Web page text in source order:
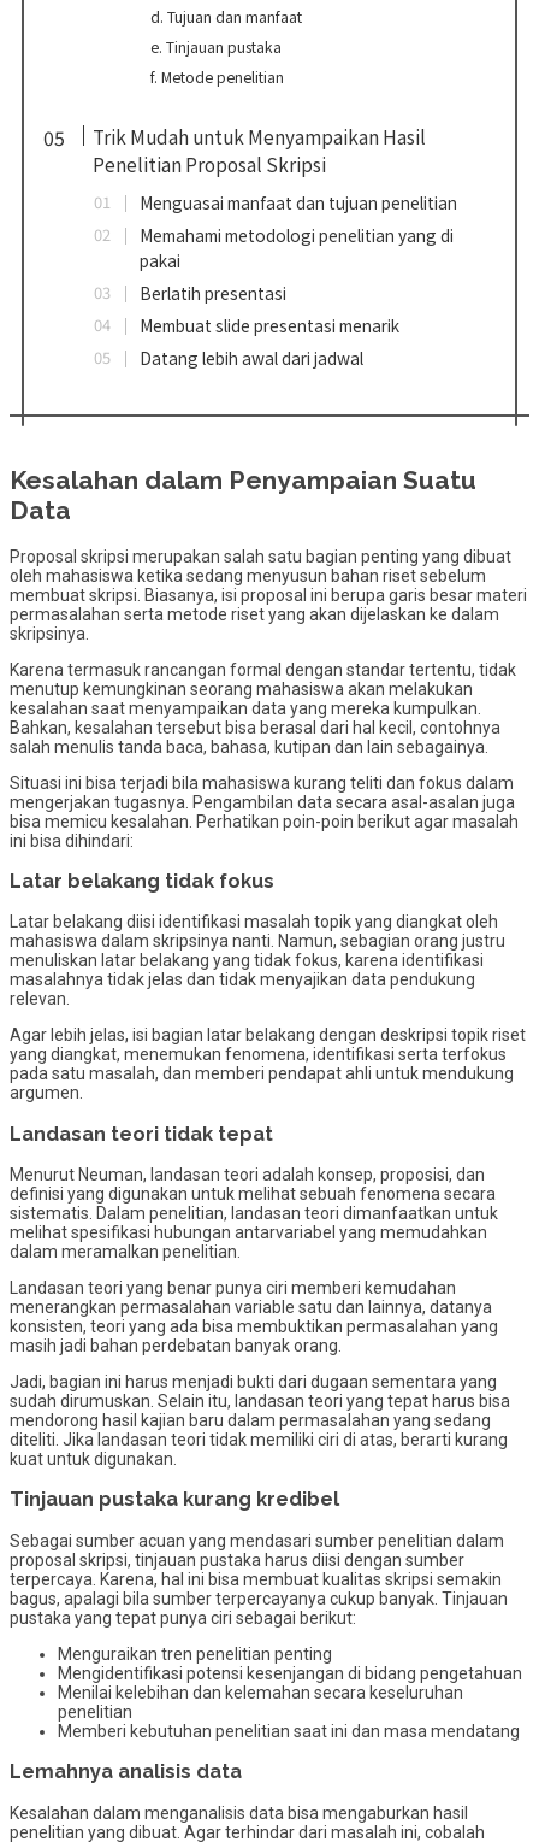
d. Tujuan dan manfaat
e. Tinjauan pustaka
f. Metode penelitian
Trik Mudah untuk Menyampaikan Hasil
Penelitian Proposal Skripsi
Menguasai manfaat dan tujuan penelitian
Memahami metodologi penelitian yang di
pakai
Berlatih presentasi
Membuat slide presentasi menarik
Datang lebih awal dari jadwal
Kesalahan dalam Penyampaian Suatu
Data
Proposal skripsi merupakan salah satu bagian penting yang dibuat
oleh mahasiswa ketika sedang menyusun bahan riset sebelum
membuat skripsi. Biasanya, isi proposal ini berupa garis besar materi
permasalahan serta metode riset yang akan dijelaskan ke dalam
skripsinya.
Karena termasuk rancangan formal dengan standar tertentu, tidak
menutup kemungkinan seorang mahasiswa akan melakukan
kesalahan saat menyampaikan data yang mereka kumpulkan.
Bahkan, kesalahan tersebut bisa berasal dari hal kecil, contohnya
salah menulis tanda baca, bahasa, kutipan dan lain sebagainya.
Situasi ini bisa terjadi bila mahasiswa kurang teliti dan fokus dalam
mengerjakan tugasnya. Pengambilan data secara asal-asalan juga
bisa memicu kesalahan. Perhatikan poin-poin berikut agar masalah
ini bisa dihindari:
Latar belakang tidak fokus
Latar belakang diisi identifikasi masalah topik yang diangkat oleh
mahasiswa dalam skripsinya nanti. Namun, sebagian orang justru
menuliskan latar belakang yang tidak fokus, karena identifikasi
masalahnya tidak jelas dan tidak menyajikan data pendukung
relevan.
Agar lebih jelas, isi bagian latar belakang dengan deskripsi topik riset
yang diangkat, menemukan fenomena, identifikasi serta terfokus
pada satu masalah, dan memberi pendapat ahli untuk mendukung
argumen.
Landasan teori tidak tepat
Menurut Neuman, landasan teori adalah konsep, proposisi, dan
definisi yang digunakan untuk melihat sebuah fenomena secara
sistematis. Dalam penelitian, landasan teori dimanfaatkan untuk
melihat spesifikasi hubungan antarvariabel yang memudahkan
dalam meramalkan penelitian.
Landasan teori yang benar punya ciri memberi kemudahan
menerangkan permasalahan variable satu dan lainnya, datanya
konsisten, teori yang ada bisa membuktikan permasalahan yang
masih jadi bahan perdebatan banyak orang.
Jadi, bagian ini harus menjadi bukti dari dugaan sementara yang
sudah dirumuskan. Selain itu, landasan teori yang tepat harus bisa
mendorong hasil kajian baru dalam permasalahan yang sedang
diteliti. Jika landasan teori tidak memiliki ciri di atas, berarti kurang
kuat untuk digunakan.
Tinjauan pustaka kurang kredibel
Sebagai sumber acuan yang mendasari sumber penelitian dalam
proposal skripsi, tinjauan pustaka harus diisi dengan sumber
terpercaya. Karena, hal ini bisa membuat kualitas skripsi semakin
bagus, apalagi bila sumber terpercayanya cukup banyak. Tinjauan
pustaka yang tepat punya ciri sebagai berikut:
Menguraikan tren penelitian penting
Mengidentifikasi potensi kesenjangan di bidang pengetahuan
Menilai kelebihan dan kelemahan secara keseluruhan
penelitian
Memberi kebutuhan penelitian saat ini dan masa mendatang
Lemahnya analisis data
Kesalahan dalam menganalisis data bisa mengaburkan hasil
penelitian yang dibuat. Agar terhindar dari masalah ini, cobalah